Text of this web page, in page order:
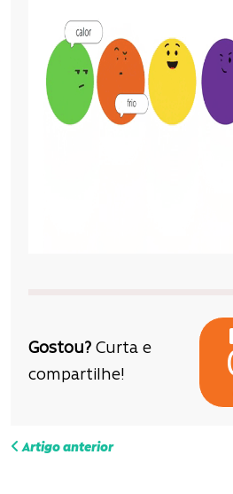
Gostou? Curta e
compartilhe!
(
N
Artigo anterior